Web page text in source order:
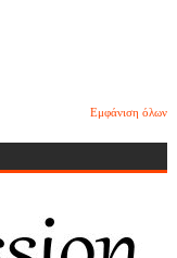
Εμφάνιση όλων